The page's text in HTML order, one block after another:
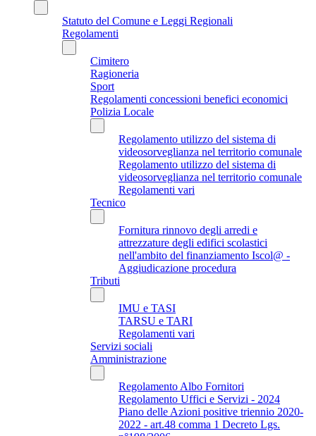
Statuto del Comune e Leggi Regionali
Regolamenti
Cimitero
Ragioneria
Sport
Regolamenti concessioni benefici economici
Polizia Locale
Regolamento utilizzo del sistema di
videosorveglianza nel territorio comunale
Regolamento utilizzo del sistema di
videosorveglianza nel territorio comunale
Regolamenti vari
Tecnico
Fornitura rinnovo degli arredi e
attrezzature degli edifici scolastici
nell'ambito del finanziamento Iscol@ -
Aggiudicazione procedura
Tributi
IMU e TASI
TARSU e TARI
Regolamenti vari
Servizi sociali
Amministrazione
Regolamento Albo Fornitori
Regolamento Uffici e Servizi - 2024
Piano delle Azioni positive triennio 2020-
2022 - art.48 comma 1 Decreto Lgs.